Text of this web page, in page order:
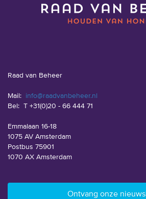
Raad van Beheer
Mail: info@raadvanbeheer.nl
Bel: T +31(0)20 - 66 444 71
Emmalaan 16-18
1075 AV Amsterdam
Postbus 75901
1070 AX Amsterdam